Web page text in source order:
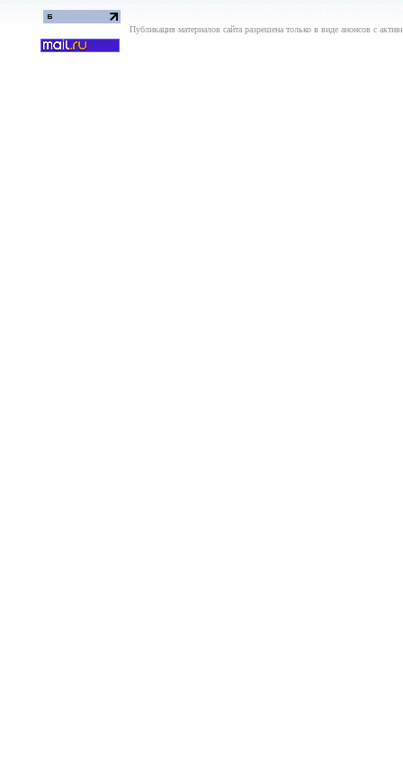
Публикация материалов сайта разрешена только в виде анонсов с